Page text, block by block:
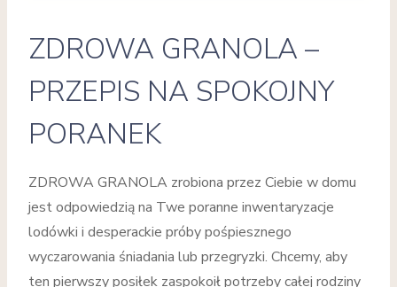
ZDROWA GRANOLA –
PRZEPIS NA SPOKOJNY
PORANEK
ZDROWA GRANOLA zrobiona przez Ciebie w domu
jest odpowiedzią na Twe poranne inwentaryzacje
lodówki i desperackie próby pośpiesznego
wyczarowania śniadania lub przegryzki. Chcemy, aby
ten pierwszy posiłek zaspokoił potrzeby całej rodziny